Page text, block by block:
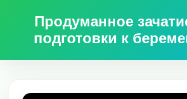
Продуманное
подготовки к